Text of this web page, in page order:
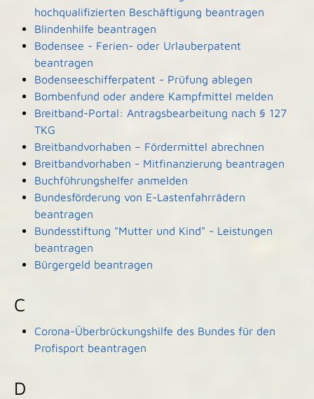
hochqualifizierten Beschäftigung beantragen
Blindenhilfe beantragen
Bodensee - Ferien- oder Urlauberpatent
beantragen
Bodenseeschifferpatent - Prüfung ablegen
Bombenfund oder andere Kampfmittel melden
Breitband-Portal: Antragsbearbeitung nach § 127
TKG
Breitbandvorhaben – Fördermittel abrechnen
Breitbandvorhaben - Mitfinanzierung beantragen
Buchführungshelfer anmelden
Bundesförderung von E-Lastenfahrrädern
beantragen
Bundesstiftung "Mutter und Kind" - Leistungen
beantragen
Bürgergeld beantragen
C
Corona-Überbrückungshilfe des Bundes für den
Profisport beantragen
D